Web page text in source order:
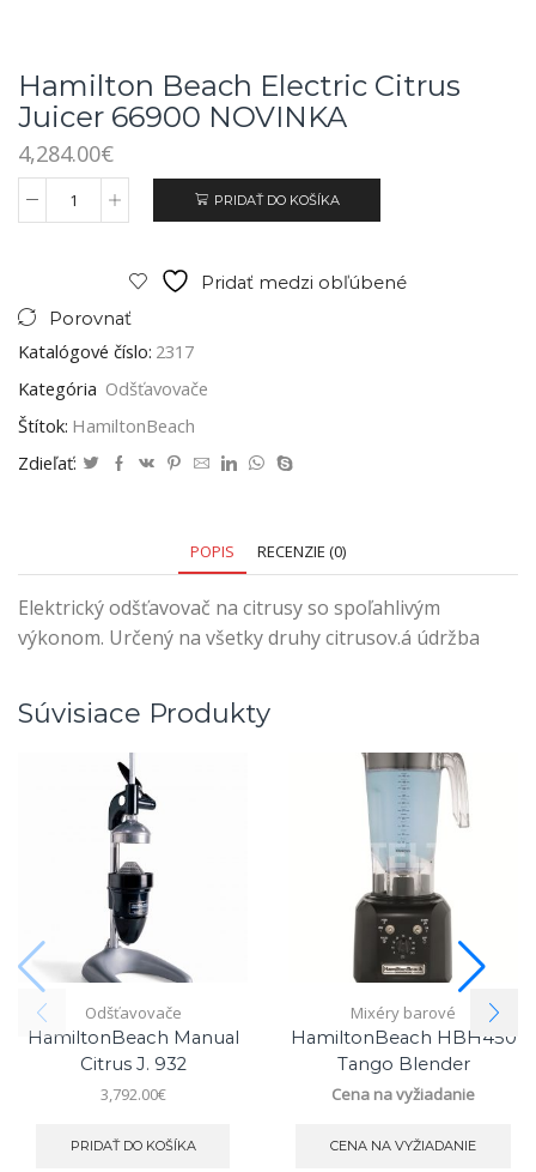
Hamilton Beach Electric Citrus
Juicer 66900 NOVINKA
4,284.00€
PRIDAŤ DO KOŠÍKA
Pridať medzi obľúbené
Porovnať
Katalógové číslo: 2317
Kategória Odšťavovače
Štítok: HamiltonBeach
Zdieľať:
POPIS RECENZIE (0)
Elektrický odšťavovač na citrusy so spoľahlivým
výkonom. Určený na všetky druhy citrusov.á údržba
Súvisiace Produkty
Odšťavovače
HamiltonBeach Manual
Citrus J. 932
3,792.00€
PRIDAŤ DO KOŠÍKA
Mixéry barové
HamiltonBeach HBH450
Tango Blender
Cena na vyžiadanie
CENA NA VYŽIADANIE